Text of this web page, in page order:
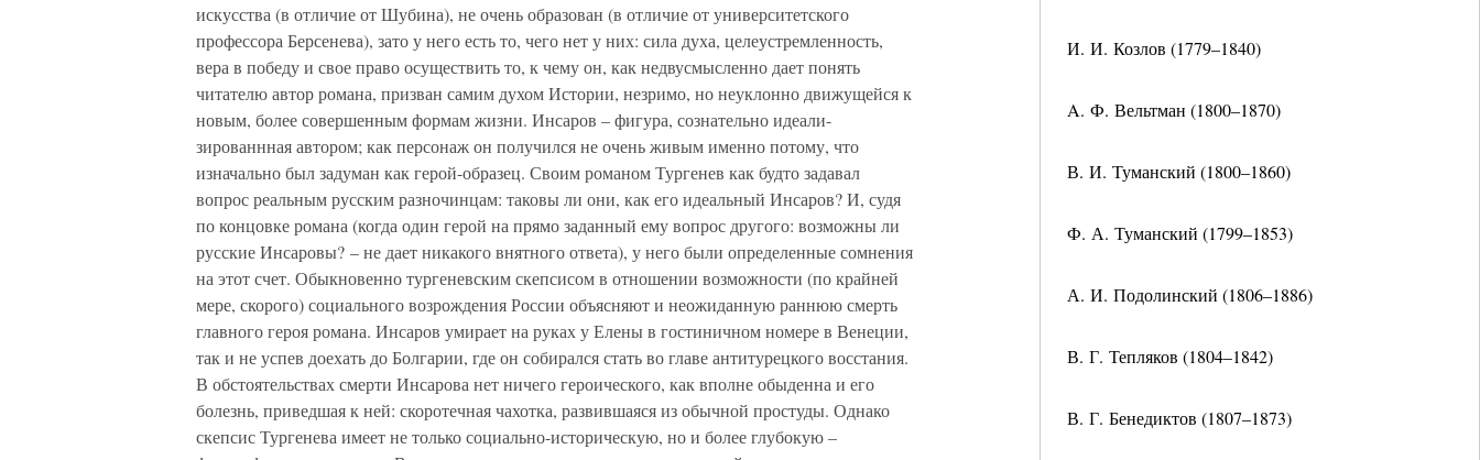
И. И. Козлов (1779–1840)
A. Ф. Вельтман (1800–1870)
В. И. Туманский (1800–1860)
Ф. А. Туманский (1799–1853)
А. И. Подолинский (1806–1886)
В. Г. Тепляков (1804–1842)
В. Г. Бенедиктов (1807–1873)
искусства (в отличие от Шубина), не очень образован (в отличие от университетского
профессора Берсенева), зато у него есть то, чего нет у них: сила духа, целеустремленность,
вера в победу и свое право осуществить то, к чему он, как недвусмысленно дает понять
читателю автор романа, призван самим духом Истории, незримо, но неуклонно движущейся к
новым, более совершенным формам жизни. Инсаров – фигура, сознательно идеали-
зированнная автором; как персонаж он получился не очень живым именно потому, что
изначально был задуман как герой-образец. Своим романом Тургенев как будто задавал
вопрос реальным русским разночинцам: таковы ли они, как его идеальный Инсаров? И, судя
по концовке романа (когда один герой на прямо заданный ему вопрос другого: возможны ли
русские Инсаровы? – не дает никакого внятного ответа), у него были определенные сомнения
на этот счет. Обыкновенно тургеневским скепсисом в отношении возможности (по крайней
мере, скорого) социального возрождения России объясняют и неожиданную раннюю смерть
главного героя романа. Инсаров умирает на руках у Елены в гостиничном номере в Венеции,
так и не успев доехать до Болгарии, где он собирался стать во главе антитурецкого восстания.
В обстоятельствах смерти Инсарова нет ничего героического, как вполне обыденна и его
болезнь, приведшая к ней: скоротечная чахотка, развившаяся из обычной простуды. Однако
скепсис Тургенева имеет не только социально-историческую, но и более глубокую –